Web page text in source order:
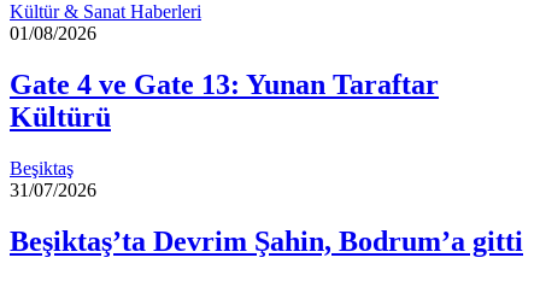
Kültür & Sanat Haberleri
01/08/2026
Gate 4 ve Gate 13: Yunan Taraftar
Kültürü
Beşiktaş
31/07/2026
Beşiktaş’ta Devrim Şahin, Bodrum’a gitti